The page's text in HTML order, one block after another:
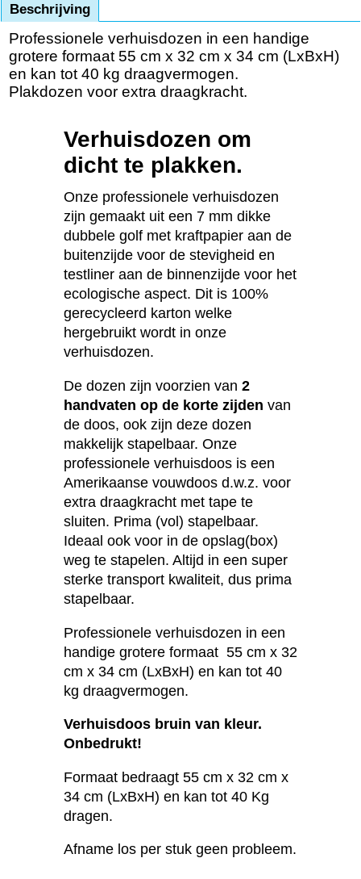
Beschrijving
Professionele verhuisdozen in een handige
grotere formaat 55 cm x 32 cm x 34 cm (LxBxH)
en kan tot 40 kg draagvermogen.
Plakdozen voor extra draagkracht.
Verhuisdozen om
dicht te plakken.
Onze professionele verhuisdozen
zijn gemaakt uit een 7 mm dikke
dubbele golf met kraftpapier aan de
buitenzijde voor de stevigheid en
testliner aan de binnenzijde voor het
ecologische aspect. Dit is 100%
gerecycleerd karton welke
hergebruikt wordt in onze
verhuisdozen.
De dozen zijn voorzien van 2
handvaten op de korte zijden van
de doos, ook zijn deze dozen
makkelijk stapelbaar. Onze
professionele verhuisdoos is een
Amerikaanse vouwdoos d.w.z. voor
extra draagkracht met tape te
sluiten. Prima (vol) stapelbaar.
Ideaal ook voor in de opslag(box)
weg te stapelen. Altijd in een super
sterke transport kwaliteit, dus prima
stapelbaar.
Professionele verhuisdozen in een
handige grotere formaat 55 cm x 32
cm x 34 cm (LxBxH) en kan tot 40
kg draagvermogen.
Verhuisdoos bruin van kleur.
Onbedrukt!
Formaat bedraagt 55 cm x 32 cm x
34 cm (LxBxH) en kan tot 40 Kg
dragen.
Afname los per stuk geen probleem.